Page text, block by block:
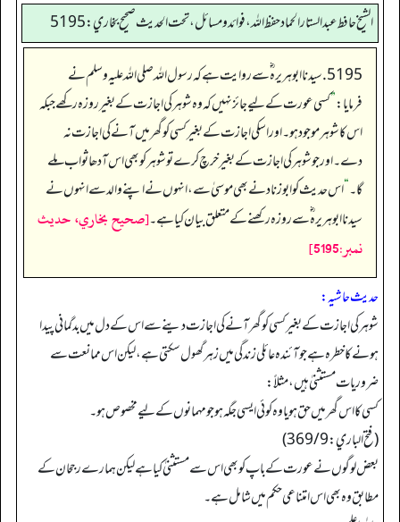
الشيخ حافط عبدالستار الحماد حفظ الله، فوائد و مسائل، تحت الحديث صحيح بخاري:5195
5195. سیدنا ابو ہریرہ ؓ سے روایت ہے کہ رسول اللہ صلی اللہ علیہ وسلم نے
فرمایا:”کسی عورت کے لیے جائز نہیں کہ وہ شوہر کی اجازت کے بغیر روزہ رکھے جبکہ
اس کا شوہر موجود ہو۔ اور اسکی اجازت کے بغیر کسی کو گھر میں آنے کی اجازت نہ
دے۔ اور جو شوہر کی اجازت کے بغیر خرچ کرے توشوہر کو بھی اس آدھا ثواب ملے
گا۔“اس حدیث کو ابو زناد نے بھی موسیٰ سے، انہوں نے اپنے والد سے انہوں نے
سیدنا ابو ہریرہ ؓ سے روزہ رکھنے کے متعلق بیان کیا ہے۔[صحيح بخاري، حديث
نمبر:5195]
حدیث حاشیہ:
شوہر کی اجازت کے بغیر کسی کو گھر آنے کی اجازت دینے سے اس کے دل میں بدگمانی پیدا
ہونے کا خطرہ ہے جو آئندہ عائلی زندگی میں زہر گھول سکتی ہے، لیکن اس ممانعت سے
ضروریات مستثنیٰ ہیں، مثلاً:
کسی کا اس گھر میں حق ہو یا وہ کوئی ایسی جگہ ہو جو مہمانوں کے لیے مخصوص ہو۔
(فتح الباري: 369/9)
بعض لوگوں نے عورت کے باپ کو بھی اس سے مستثنیٰ کیا ہے لیکن ہمارے رجحان کے
مطابق وہ بھی اس امتناعی حکم میں شامل ہے۔